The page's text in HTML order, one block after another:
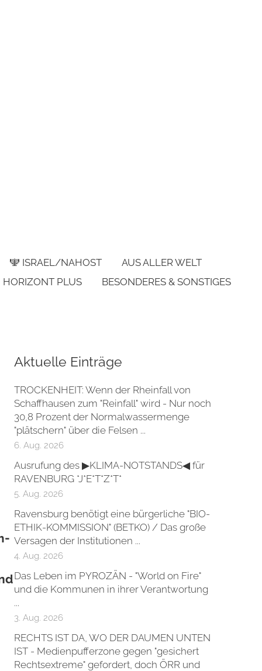
🕎 ISRAEL/NAHOST
AUS ALLER WELT
HORIZONT PLUS
BESONDERES & SONSTIGES
Aktuelle Einträge
TROCKENHEIT: Wenn der Rheinfall von
Schaffhausen zum "Reinfall" wird - Nur noch
30,8 Prozent der Normalwassermenge
"plätschern" über die Felsen ...
6. Aug. 2026
Ausrufung des ▶KLIMA-NOTSTANDS◀ für
RAVENBURG *J*E*T*Z*T*
5. Aug. 2026
Ravensburg benötigt eine bürgerliche "BIO-
ETHIK-KOMMISSION" (BETKO) / Das große
Versagen der Institutionen ...
4. Aug. 2026
Das Leben im PYROZÄN - "World on Fire"
und die Kommunen in ihrer Verantwortung
...
3. Aug. 2026
RECHTS IST DA, WO DER DAUMEN UNTEN
IST - Medienpufferzone gegen "gesichert
Rechtsextreme" gefordert, doch ÖRR und